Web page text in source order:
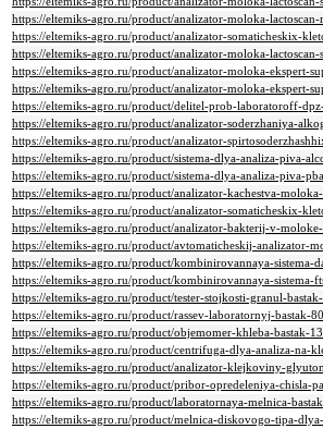
https://eltemiks-agro.ru/product/analizator-moloka-lactoscan-
https://eltemiks-agro.ru/product/analizator-somaticheskix-
https://eltemiks-agro.ru/product/analizator-moloka-lactoscan-
https://eltemiks-agro.ru/product/analizator-moloka-ekspert-
https://eltemiks-agro.ru/product/analizator-moloka-ekspert-
https://eltemiks-agro.ru/product/delitel-prob-laboratoroff-
https://eltemiks-agro.ru/product/analizator-soderzhaniya-
https://eltemiks-agro.ru/product/analizator-
https://eltemiks-agro.ru/product/sistema-dlya-analiza-piva-
https://eltemiks-agro.ru/product/sistema-dlya-analiza-piva-
https://eltemiks-agro.ru/product/analizator-kachestva-
https://eltemiks-agro.ru/product/analizator-somaticheskix-
https://eltemiks-agro.ru/product/analizator-bakterij-v-
https://eltemiks-agro.ru/product/avtomaticheskij-analizator-
https://eltemiks-agro.ru/product/kombinirovannaya-sistema-
https://eltemiks-agro.ru/product/kombinirovannaya-sistema-
https://eltemiks-agro.ru/product/tester-stojkosti-granul-
https://eltemiks-agro.ru/product/rassev-laboratornyj-bastak-
https://eltemiks-agro.ru/product/objemomer-khleba-bastak-
https://eltemiks-agro.ru/product/centrifuga-dlya-analiza-na-
https://eltemiks-agro.ru/product/analizator-klejkoviny-
https://eltemiks-agro.ru/product/pribor-opredeleniya-chisla-
https://eltemiks-agro.ru/product/laboratornaya-melnica-
https://eltemiks-agro.ru/product/melnica-diskovogo-tipa-